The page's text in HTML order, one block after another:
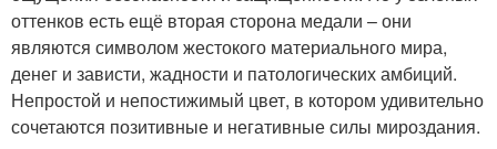
оттенков есть ещё вторая сторона медали – они
являются символом жестокого материального мира,
денег и зависти, жадности и патологических амбиций.
Непростой и непостижимый цвет, в котором удивительно
сочетаются позитивные и негативные силы мироздания.